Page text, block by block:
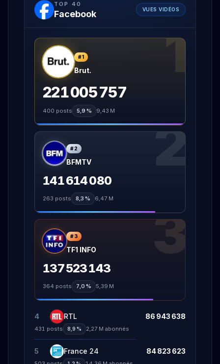
TOP 40
Facebook VUES VIDÉOS
1
#1
Brut.
221 005 757
400 posts 5,9 % 9,43 M
2
#2
BFMTV
141 614 080
263 posts 8,3 % 6,47 M
3
#3
TF1 INFO
137 523 143
364 posts 7,0 % 5,39 M
4 RTL 86 943 638
431 posts 8,9 % 2,27 M abonnés
5 France 24 84 823 623